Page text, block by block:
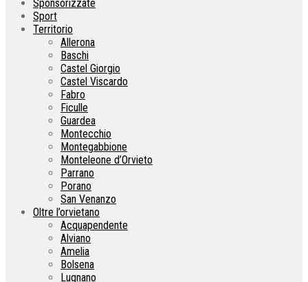
Sponsorizzate
Sport
Territorio
Allerona
Baschi
Castel Giorgio
Castel Viscardo
Fabro
Ficulle
Guardea
Montecchio
Montegabbione
Monteleone d’Orvieto
Parrano
Porano
San Venanzo
Oltre l’orvietano
Acquapendente
Alviano
Amelia
Bolsena
Lugnano